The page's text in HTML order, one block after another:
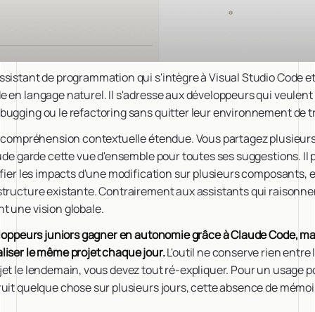
de programmation qui s'intègre à Visual Studio Code
en langage naturel. Il s'adresse aux développeurs qui
ou le refactoring sans quitter leur environnement de
contextuelle étendue. Vous partagez
garde cette vue d'ensemble pour toutes ses suggestions. Il
les impacts d'une modification sur plusieurs composants,
existante. Contrairement aux assistants qui
une vision globale.
juniors gagner en autonomie grâce à Claude Code,
le même projet chaque jour.L'outil ne conserve rien entre
le lendemain, vous devez tout ré-expliquer. Pour un usage
quelque chose sur plusieurs jours, cette absence de